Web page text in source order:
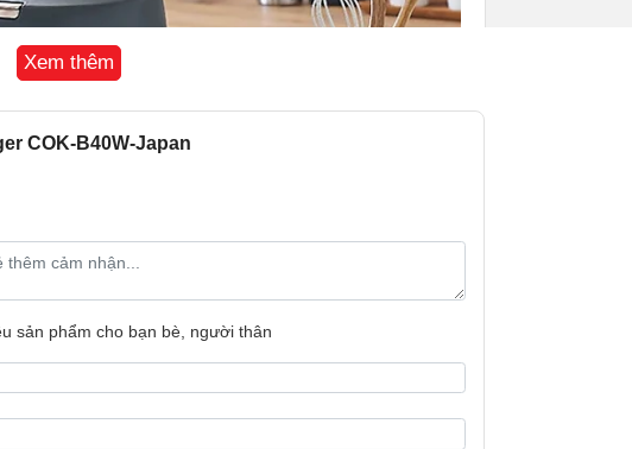
Xem thêm
COK-B40W-Japan
sản phẩm cho bạn bè, người thân